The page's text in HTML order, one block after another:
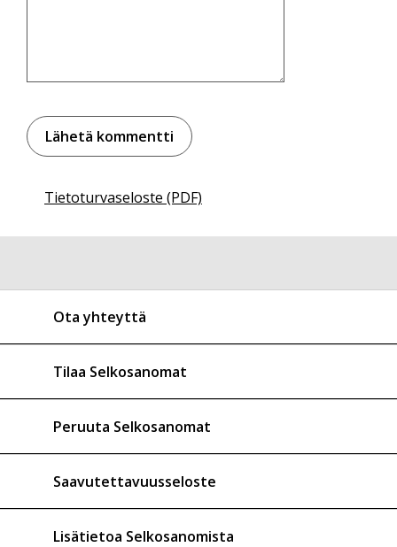
Tietoturvaseloste (PDF)
Ota yhteyttä
Tilaa Selkosanomat
Peruuta Selkosanomat
Saavutettavuusseloste
Lisätietoa Selkosanomista